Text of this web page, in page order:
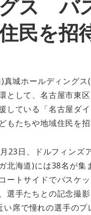
ス バ
民を招
真城ホールディング
として、名古屋市東
している「名古屋ダ
もたちや地域住民を招
23日、ドルフィンズ
北海道)には38名が集
ートサイドでバスケ
選手たちとの記念撮
席で憧れの選手の